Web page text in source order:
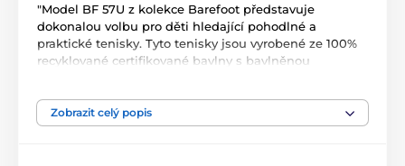
"Model BF 57U z kolekce Barefoot představuje
dokonalou volbu pro děti hledající pohodlné a
praktické tenisky. Tyto tenisky jsou vyrobené ze 100%
recyklované certifikované bavlny s bavlněnou
přizpůsobení boty podle potřeby.
Zobrazit celý popis